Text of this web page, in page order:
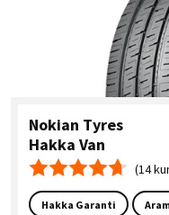
Nokian Tyres
Hakka Van
(14
Hakka Garanti